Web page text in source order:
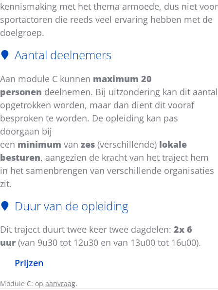
kennismaking met het thema armoede, dus niet voor
sportactoren die reeds veel ervaring hebben met de
doelgroep.
Aantal deelnemers
Aan module C kunnen maximum 20
personen deelnemen. Bij uitzondering kan dit aantal
opgetrokken worden, maar dan dient dit vooraf
besproken te worden. De opleiding kan pas
doorgaan bij
een minimum van zes (verschillende) lokale
besturen, aangezien de kracht van het traject hem
in het samenbrengen van verschillende organisaties
zit.
Duur van de opleiding
Dit traject duurt twee keer twee dagdelen: 2x 6
uur(van 9u30 tot 12u30 en van 13u00 tot 16u00).
Prijzen
Module C: op aanvraag.